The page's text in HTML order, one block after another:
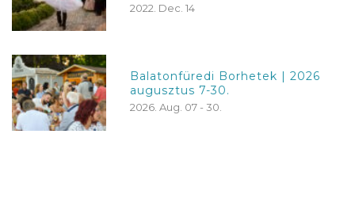
2022. Dec. 14
Balatonfüredi Borhetek | 2026
augusztus 7-30.
2026. Aug. 07 - 30.